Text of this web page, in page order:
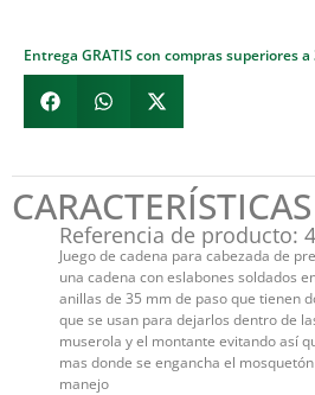
Entrega GRATIS con compras superiores
CARACTERÍSTICAS
Referencia de producto:
Juego de cadena para cabezada de
una cadena con eslabones soldados
anillas de 35 mm de paso que tienen
que se usan para dejarlos dentro de
muserola y el montante evitando así
mas donde se engancha el
manejo